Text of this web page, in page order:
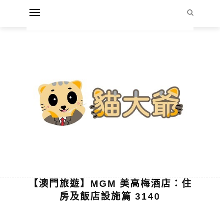
【澳門旅遊】MGM 美高梅酒店：住
房及飯店設施篇 3140